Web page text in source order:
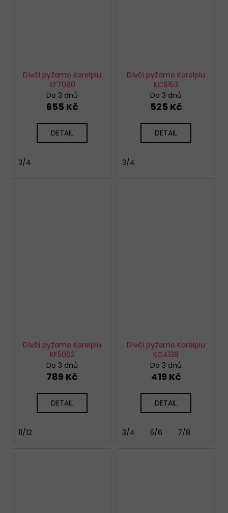
Dívčí pyžamo Karelpiu
KF7080
Do 3 dnů
655 Kč
DETAIL
3/4
Dívčí pyžamo Karelpiu
KC6153
Do 3 dnů
525 Kč
DETAIL
3/4
Dívčí pyžamo Karelpiu
KF5062
Do 3 dnů
789 Kč
DETAIL
11/12
Dívčí pyžamo Karelpiu
KC4138
Do 3 dnů
419 Kč
DETAIL
3/4 5/6 7/8